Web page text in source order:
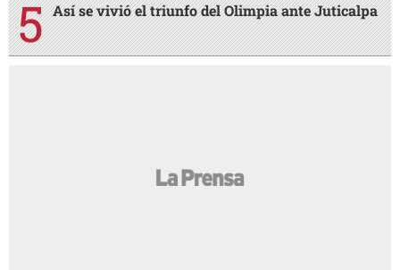
Así se vivió el triunfo del Olimpia ante Juticalpa